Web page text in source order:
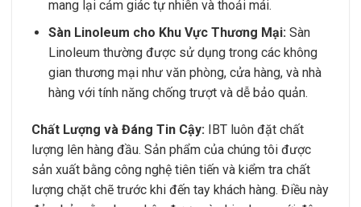
mang lại cảm giác tự nhiên và thoải mái.
Sàn Linoleum cho Khu Vực Thương Mại:Sàn
Linoleum thường được sử dụng trong các không
gian thương mại như văn phòng, cửa hàng, và nhà
hàng với tính năng chống trượt và dễ bảo quản.
Chất Lượng và Đáng Tin Cậy: IBT luôn đặt chất
lượng lên hàng đầu. Sản phẩm của chúng tôi được
sản xuất bằng công nghệ tiên tiến và kiểm tra chất
lượng chặt chẽ trước khi đến tay khách hàng. Điều này